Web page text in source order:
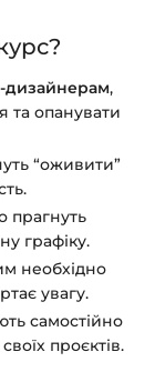
дизайнерам,
та опанувати
“оживити”
прагнуть
графіку.
необхідно
увагу.
самостійно
проєктів.